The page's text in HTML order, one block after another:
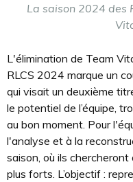
La saison 2024 des
L'élimination de Team
RLCS 2024 marque un
qui visait un deuxième
le potentiel de l’équipe,
au bon moment. Pour
l'analyse et à la
saison, où ils
plus forts. L’objectif :